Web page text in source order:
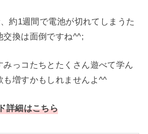
約1週間で電池が切れてしまうた
交換は面倒ですね^^;
みっコたちとたくさん遊べて学ん
も増すかもしれませんよ^^
詳細はこちら